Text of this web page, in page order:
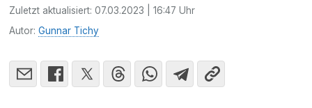
Zuletzt aktualisiert:07.03.2023 | 16:47 Uhr
Autor:Gunnar Tichy